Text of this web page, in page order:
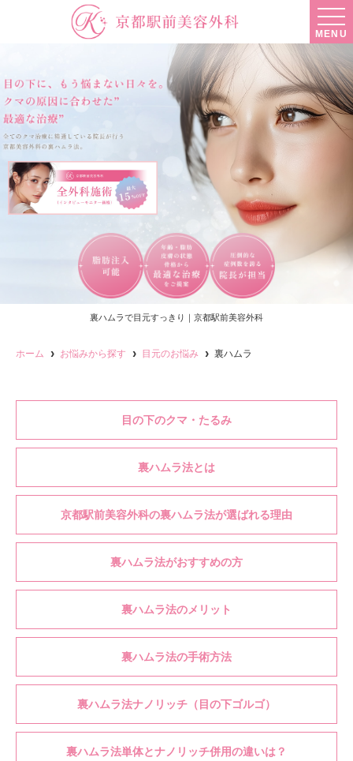
MENU
裏ハムラで目元すっきり｜京都駅前美容外科
ホーム お悩みから探す 目元のお悩み 裏ハムラ
目の下のクマ・たるみ
裏ハムラ法とは
京都駅前美容外科の裏ハムラ法が選ばれる理由
裏ハムラ法がおすすめの方
裏ハムラ法のメリット
裏ハムラ法の手術方法
裏ハムラ法ナノリッチ（目の下ゴルゴ）
裏ハムラ法単体とナノリッチ併用の違いは？